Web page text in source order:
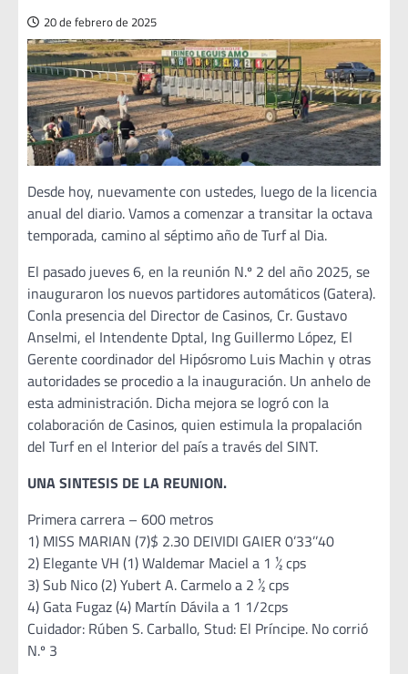
20 de febrero de 2025
Desde hoy, nuevamente con ustedes, luego de la licencia
anual del diario. Vamos a comenzar a transitar la octava
temporada, camino al séptimo año de Turf al Dia.
El pasado jueves 6, en la reunión N.º 2 del año 2025, se
inauguraron los nuevos partidores automáticos (Gatera).
Conla presencia del Director de Casinos, Cr. Gustavo
Anselmi, el Intendente Dptal, Ing Guillermo López, El
Gerente coordinador del Hipósromo Luis Machin y otras
autoridades se procedio a la inauguración. Un anhelo de
esta administración. Dicha mejora se logró con la
colaboración de Casinos, quien estimula la propalación
del Turf en el Interior del país a través del SINT.
UNA SINTESIS DE LA REUNION.
Primera carrera – 600 metros
1) MISS MARIAN (7)$ 2.30 DEIVIDI GAIER 0’33’’40
2) Elegante VH (1) Waldemar Maciel a 1 ½ cps
3) Sub Nico (2) Yubert A. Carmelo a 2 ½ cps
4) Gata Fugaz (4) Martín Dávila a 1 1/2cps
Cuidador: Rúben S. Carballo, Stud: El Príncipe. No corrió
N.º 3